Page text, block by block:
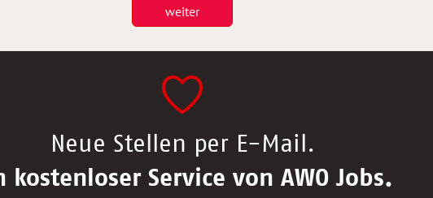
weiter
Neue Stellen per E-Mail.
kostenloser Service von AWO Jobs.